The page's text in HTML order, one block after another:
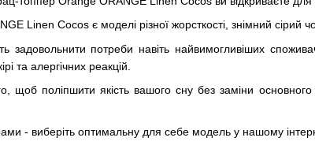
Linen Cocos є моделі різної жорсткості, знімний сірий
потреби навіть найвимогливіших
та алергічних реакцій.
щоб поліпшити якість вашого сну без заміни
- виберіть оптимальну для себе модель у нашому